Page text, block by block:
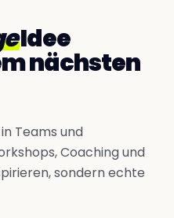
Los geht's
Idee
nächsten
Teams und
Coaching und
sondern echte